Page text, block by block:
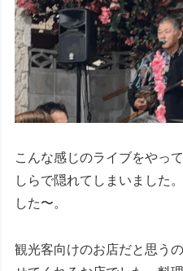
こんな感じのライブをやっ
しらで隠れてしまいました
した〜。
観光客向けのお店だと思う